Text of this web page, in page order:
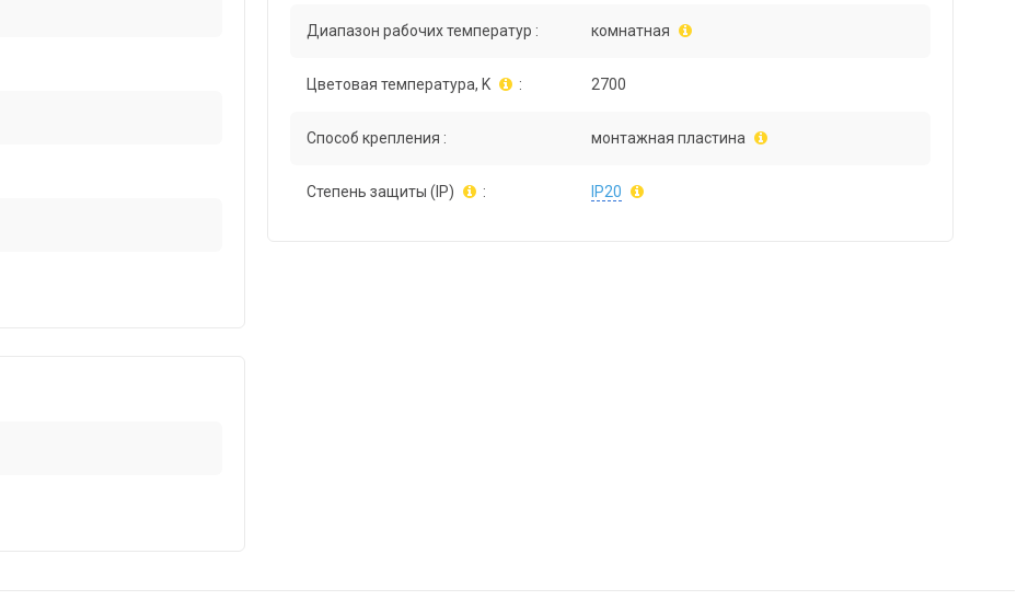
Диапазон рабочих температур : комнатная
Цветовая температура, K : 2700
Способ крепления : монтажная пластина
Степень защиты (IP) : IP20